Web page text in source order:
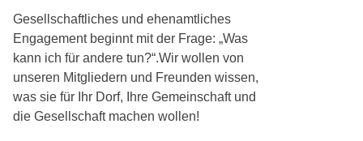
Gesellschaftliches und ehenamtliches
Engagement beginnt mit der Frage: „Was
kann ich für andere tun?“.Wir wollen von
unseren Mitgliedern und Freunden wissen,
was sie für Ihr Dorf, Ihre Gemeinschaft und
die Gesellschaft machen wollen!